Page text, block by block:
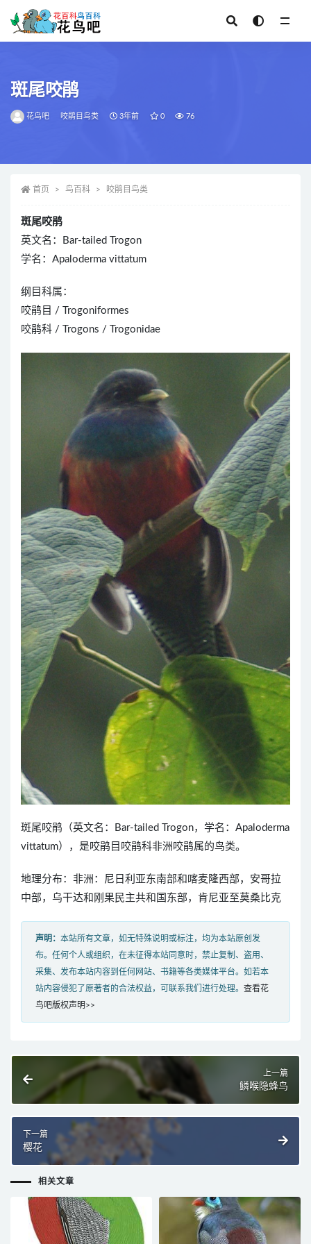
斑尾咬鹃
花鸟吧 咬鹃目鸟类 3年前 0 76
首页 鸟百科 咬鹃目鸟类
斑尾咬鹃
英文名：Bar-tailed Trogon
学名：Apaloderma vittatum
纲目科属：
咬鹃目 / Trogoniformes
咬鹃科 / Trogons / Trogonidae
斑尾咬鹃（英文名：Bar-tailed Trogon，学名：Apaloderma
vittatum），是咬鹃目咬鹃科非洲咬鹃属的鸟类。
地理分布：非洲：尼日利亚东南部和喀麦隆西部，安哥拉
中部，乌干达和刚果民主共和国东部，肯尼亚至莫桑比克
声明： 本站所有文章，如无特殊说明或标注，均为本站原创发
布。任何个人或组织，在未征得本站同意时，禁止复制、盗用、
采集、发布本站内容到任何网站、书籍等各类媒体平台。如若本
站内容侵犯了原著者的合法权益，可联系我们进行处理。 查看花
鸟吧版权声明>>
上一篇
鳞喉隐蜂鸟
下一篇
樱花
相关文章